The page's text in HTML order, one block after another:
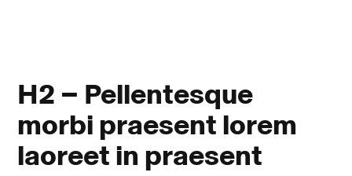
H2 – Pellentesque
morbi praesent lorem
laoreet in praesent